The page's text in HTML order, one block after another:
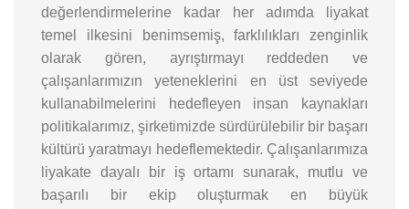
değerlendirmelerine kadar her adımda liyakat
temel ilkesini benimsemiş, farklılıkları zenginlik
olarak gören, ayrıştırmayı reddeden ve
çalışanlarımızın yeteneklerini en üst seviyede
kullanabilmelerini hedefleyen insan kaynakları
politikalarımız, şirketimizde sürdürülebilir bir başarı
kültürü yaratmayı hedeflemektedir. Çalışanlarımıza
liyakate dayalı bir iş ortamı sunarak, mutlu ve
başarılı bir ekip oluşturmak en büyük